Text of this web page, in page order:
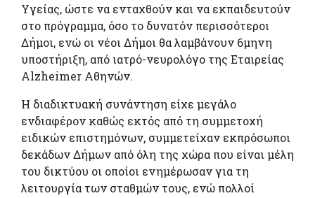
Υγείας, ώστε να ενταχθούν και να εκπαιδευτούν
στο πρόγραμμα, όσο το δυνατόν περισσότεροι
Δήμοι, ενώ οι νέοι Δήμοι θα λαμβάνουν 6μηνη
υποστήριξη, από ιατρό-νευρολόγο της Εταιρείας
Alzheimer Αθηνών.
Η διαδικτυακή συνάντηση είχε μεγάλο
ενδιαφέρον καθώς εκτός από τη συμμετοχή
ειδικών επιστημόνων, συμμετείχαν εκπρόσωποι
δεκάδων Δήμων από όλη της χώρα που είναι μέλη
του δικτύου οι οποίοι ενημέρωσαν για τη
λειτουργία των σταθμών τους, ενώ πολλοί